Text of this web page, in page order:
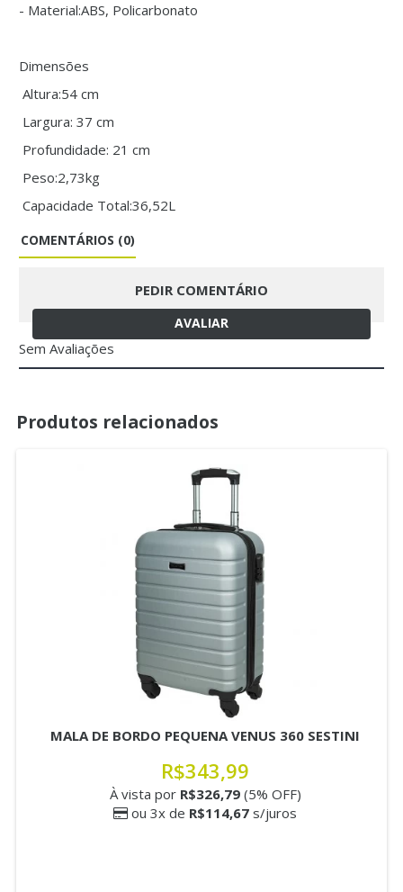
- Material:ABS, Policarbonato
Dimensões
Altura:54 cm
Largura: 37 cm
Profundidade: 21 cm
Peso:2,73kg
Capacidade Total:36,52L
COMENTÁRIOS (0)
PEDIR COMENTÁRIO
AVALIAR
Sem Avaliações
Produtos relacionados
MALA DE BORDO PEQUENA VENUS 360 SESTINI
R$343,99
À vista por R$326,79(5% OFF)
ou 3x de R$114,67 s/juros